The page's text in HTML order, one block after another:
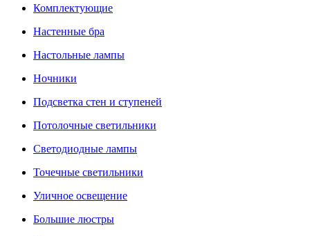
Комплектующие
Настенные бра
Настольные лампы
Ночники
Подсветка стен и ступеней
Потолочные светильники
Светодиодные лампы
Точечные светильники
Уличное освещение
Большие люстры